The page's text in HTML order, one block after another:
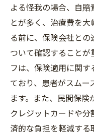
よる怪我の場合、自
とが多く、治療費を
る前に、保険会社と
ついて確認することが
フは、保険適用に関
ており、患者がスムー
ます。また、民間保険
クレジットカードや
済的な負担を軽減する